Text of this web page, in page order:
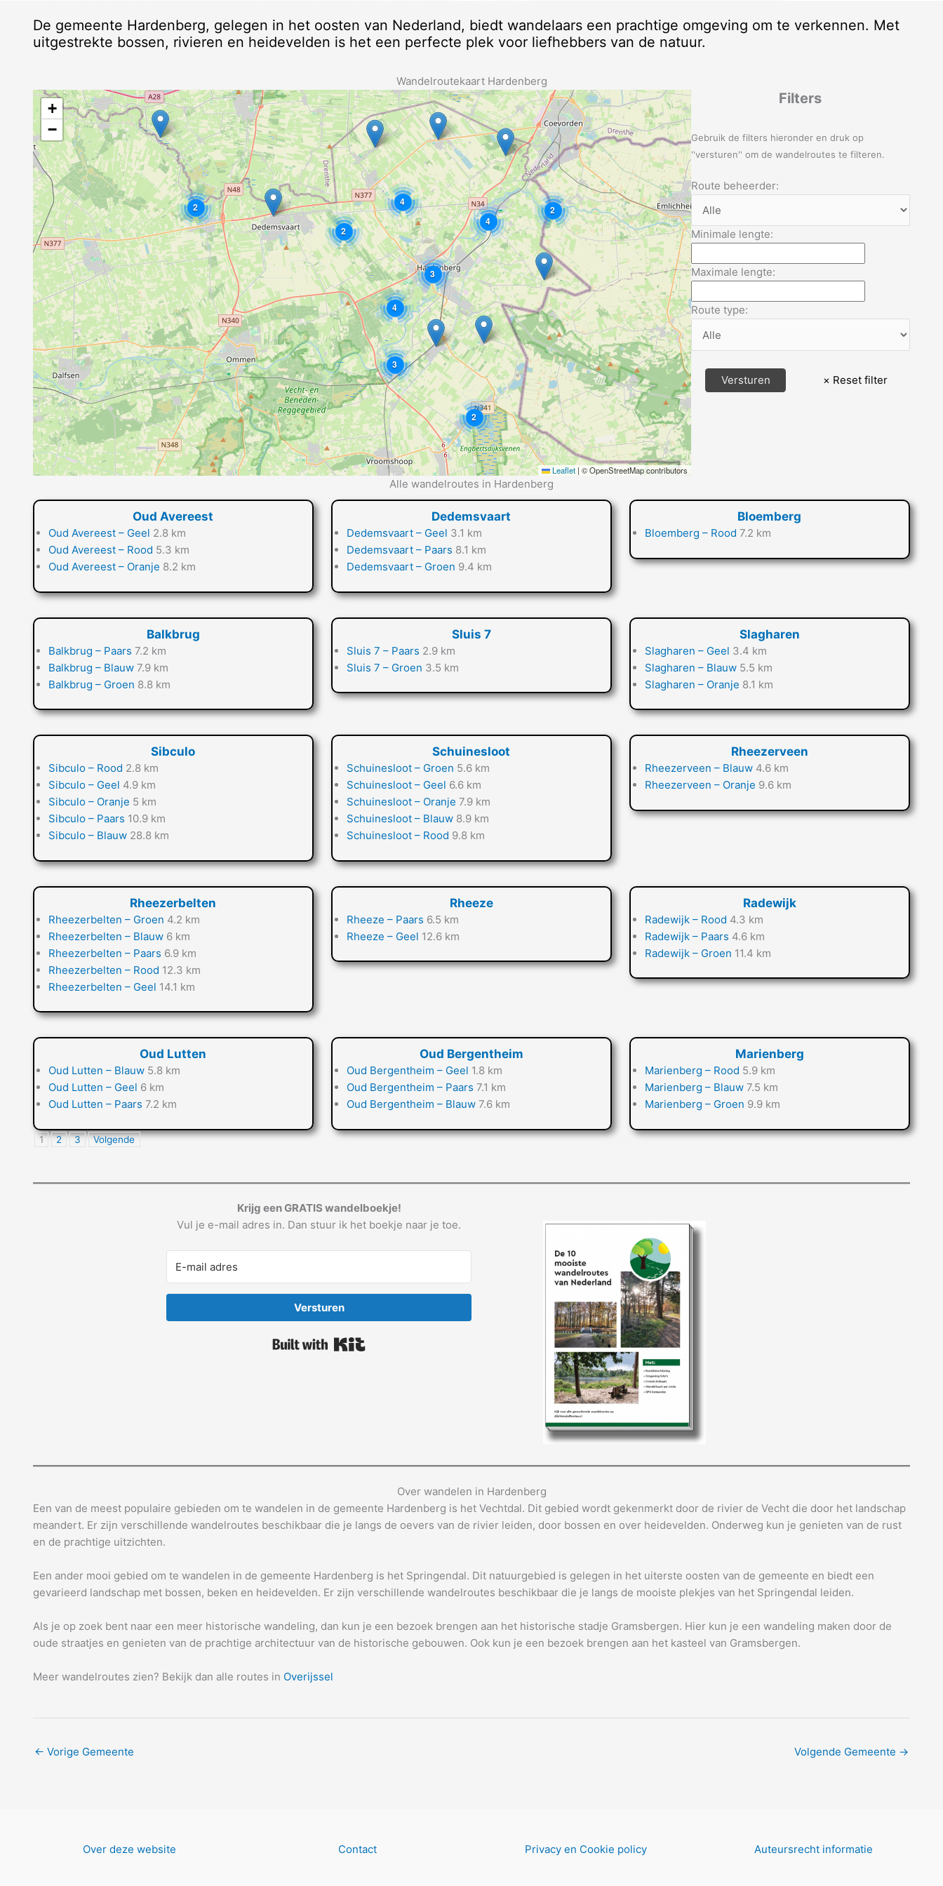
De gemeente Hardenberg, gelegen in het oosten van Nederland, biedt wandelaars een prachtige omgeving om te verkennen. Met
uitgestrekte bossen, rivieren en heidevelden is het een perfecte plek voor liefhebbers van de natuur.
Wandelroutekaart Hardenberg
2
2
4
3
3
4
2
4
2
+
−
Leaflet | © OpenStreetMap contributors
Filters
Gebruik de filters hieronder en druk op
''versturen'' om de wandelroutes te filteren.
Route beheerder:
Minimale lengte:
Maximale lengte:
Route type:
Alle wandelroutes in Hardenberg
Oud Avereest
Oud Avereest – Geel 2.8 km
Oud Avereest – Rood 5.3 km
Oud Avereest – Oranje 8.2 km
Dedemsvaart
Dedemsvaart – Geel 3.1 km
Dedemsvaart – Paars 8.1 km
Dedemsvaart – Groen 9.4 km
Bloemberg
Bloemberg – Rood 7.2 km
Balkbrug
Balkbrug – Paars 7.2 km
Balkbrug – Blauw 7.9 km
Balkbrug – Groen 8.8 km
Sluis 7
Sluis 7 – Paars 2.9 km
Sluis 7 – Groen 3.5 km
Slagharen
Slagharen – Geel 3.4 km
Slagharen – Blauw5.5 km
Slagharen – Oranje 8.1 km
Sibculo
Sibculo – Rood 2.8 km
Sibculo – Geel 4.9 km
Sibculo – Oranje 5 km
Sibculo – Paars 10.9 km
Sibculo – Blauw 28.8 km
Schuinesloot
Schuinesloot – Groen 5.6 km
Schuinesloot – Geel 6.6 km
Schuinesloot – Oranje 7.9 km
Schuinesloot – Blauw8.9 km
Schuinesloot – Rood 9.8 km
Rheezerveen
Rheezerveen – Blauw4.6 km
Rheezerveen – Oranje 9.6 km
Rheezerbelten
Rheezerbelten – Groen 4.2 km
Rheezerbelten – Blauw 6 km
Rheezerbelten – Paars 6.9 km
Rheezerbelten – Rood 12.3 km
Rheezerbelten – Geel 14.1 km
Rheeze
Rheeze – Paars 6.5 km
Rheeze – Geel 12.6 km
Radewijk
Radewijk – Rood 4.3 km
Radewijk – Paars 4.6 km
Radewijk – Groen 11.4 km
Oud Lutten
Oud Lutten – Blauw 5.8 km
Oud Lutten – Geel 6 km
Oud Lutten – Paars 7.2 km
Oud Bergentheim
Oud Bergentheim – Geel 1.8 km
Oud Bergentheim – Paars 7.1 km
Oud Bergentheim – Blauw7.6 km
Marienberg
Marienberg – Rood 5.9 km
Marienberg – Blauw7.5 km
Marienberg – Groen 9.9 km
1 2 3 Volgende
Krijg een GRATIS wandelboekje!
Vul je e-mail adres in. Dan stuur ik het boekje naar je toe.
Versturen
Over wandelen in Hardenberg
Een van de meest populaire gebieden om te wandelen in de gemeente Hardenberg is het Vechtdal. Dit gebied wordt gekenmerkt door de rivier de Vecht die door het landschap
meandert. Er zijn verschillende wandelroutes beschikbaar die je langs de oevers van de rivier leiden, door bossen en over heidevelden. Onderweg kun je genieten van de rust
en de prachtige uitzichten.
Een ander mooi gebied om te wandelen in de gemeente Hardenberg is het Springendal. Dit natuurgebied is gelegen in het uiterste oosten van de gemeente en biedt een
gevarieerd landschap met bossen, beken en heidevelden. Er zijn verschillende wandelroutes beschikbaar die je langs de mooiste plekjes van het Springendal leiden.
Als je op zoek bent naar een meer historische wandeling, dan kun je een bezoek brengen aan het historische stadje Gramsbergen. Hier kun je een wandeling maken door de
oude straatjes en genieten van de prachtige architectuur van de historische gebouwen. Ook kun je een bezoek brengen aan het kasteel van Gramsbergen.
Meer wandelroutes zien? Bekijk dan alle routes in Overijssel
← Vorige Gemeente Volgende Gemeente →
Over deze website Contact Privacy en Cookie policy Auteursrecht informatie